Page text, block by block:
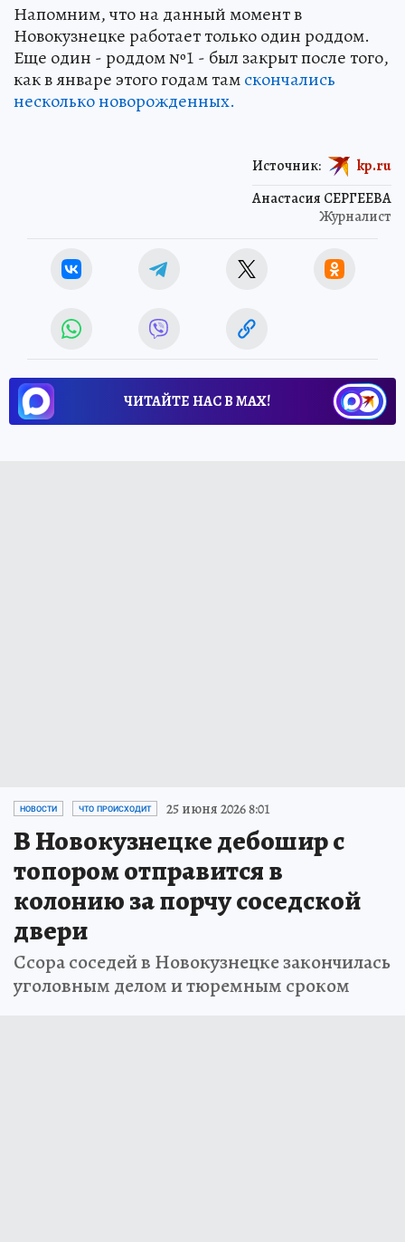
Напомним, что на данный момент в
Новокузнецке работает только один роддом.
Еще один - роддом №1 - был закрыт после того,
как в январе этого годам тамскончались
несколько новорожденных.
Анастасия СЕРГЕЕВА
Журналист
Источник: kp.ru
ЧИТАЙТЕ НАС В МАХ!
НОВОСТИ ЧТО ПРОИСХОДИТ 25 июня 2026 8:01
В Новокузнецке дебошир с
топором отправится в
колонию за порчу соседской
двери
Ссора соседей в Новокузнецке закончилась
уголовным делом и тюремным сроком